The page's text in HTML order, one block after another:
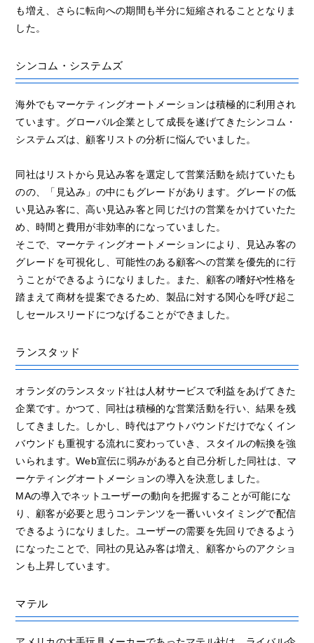
も増え、さらに転向への期間も半分に短縮されることとなりま
した。
シンコム・システムズ
海外でもマーケティングオートメーションは積極的に利用され
ています。グローバル企業として成長を遂げてきたシンコム・
システムズは、顧客リストの分析に悩んでいました。
同社はリストから見込み客を選定して営業活動を続けていたも
のの、「見込み」の中にもグレードがあります。グレードの低
い見込み客に、高い見込み客と同じだけの営業をかけていたた
め、時間と費用が非効率的になっていました。
そこで、マーケティングオートメーションにより、見込み客の
グレードを可視化し、可能性のある顧客への営業を優先的に行
うことができるようになりました。また、顧客の嗜好や性格を
踏まえて商材を提案できるため、製品に対する関心を呼び起こ
しセールスリードにつなげることができました。
ランスタッド
オランダのランスタッド社は人材サービスで利益をあげてきた
企業です。かつて、同社は積極的な営業活動を行い、結果を残
してきました。しかし、時代はアウトバウンドだけでなくイン
バウンドも重視する流れに変わっていき、スタイルの転換を強
いられます。Web宣伝に弱みがあると自己分析した同社は、マ
ーケティングオートメーションの導入を決意しました。
MAの導入でネットユーザーの動向を把握することが可能にな
り、顧客が必要と思うコンテンツを一番いいタイミングで配信
できるようになりました。ユーザーの需要を先回りできるよう
になったことで、同社の見込み客は増え、顧客からのアクショ
ンも上昇しています。
マテル